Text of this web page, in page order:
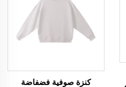
كنزة صوفية فضفاضة